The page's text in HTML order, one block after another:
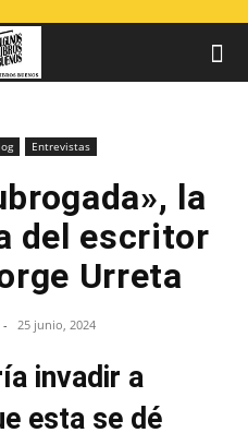
Entrevistas
la
del escritor
Urreta
- 25 junio, 2024
invadir a
esta se dé